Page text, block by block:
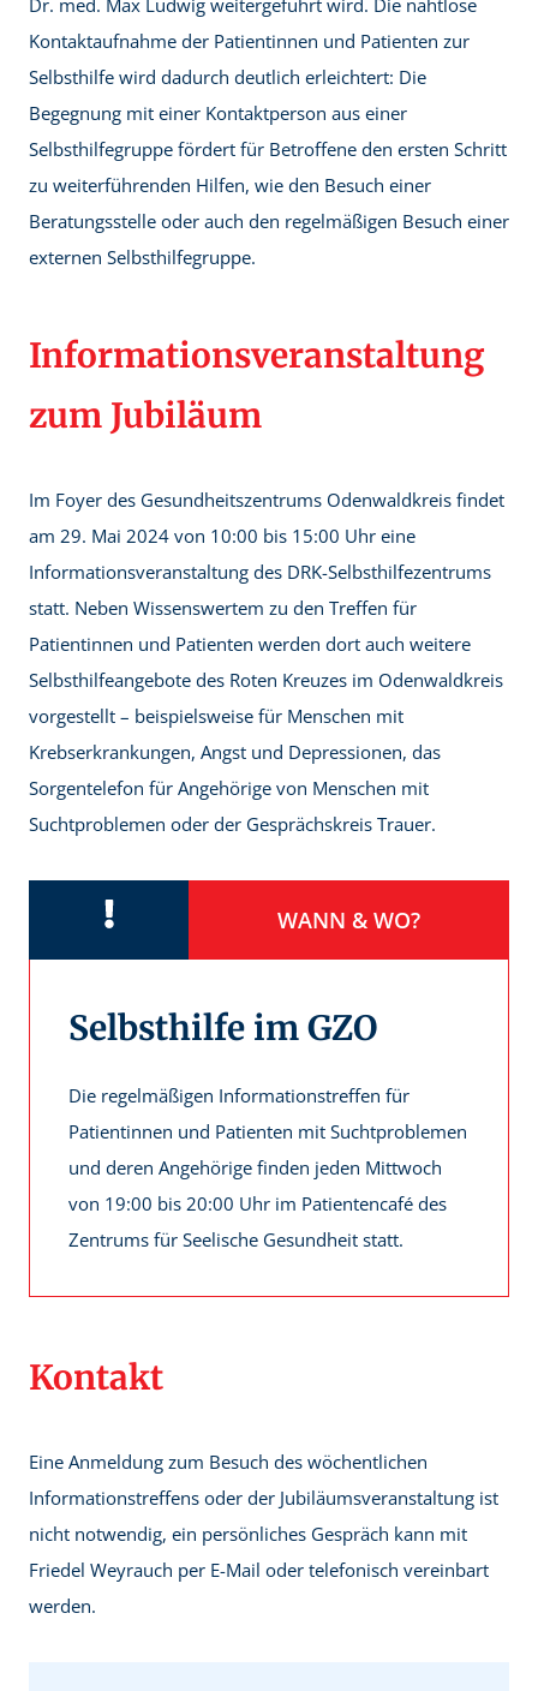
Dr. med. Max Ludwig weitergeführt wird. Die nahtlose
Kontaktaufnahme der Patientinnen und Patienten zur
Selbsthilfe wird dadurch deutlich erleichtert: Die
Begegnung mit einer Kontaktperson aus einer
Selbsthilfegruppe fördert für Betroffene den ersten Schritt
zu weiterführenden Hilfen, wie den Besuch einer
Beratungsstelle oder auch den regelmäßigen Besuch einer
externen Selbsthilfegruppe.
Informationsveranstaltung
zum Jubiläum
Im Foyer des Gesundheitszentrums Odenwaldkreis findet
am 29. Mai 2024 von 10:00 bis 15:00 Uhr eine
Informationsveranstaltung des DRK-Selbsthilfezentrums
statt. Neben Wissenswertem zu den Treffen für
Patientinnen und Patienten werden dort auch weitere
Selbsthilfeangebote des Roten Kreuzes im Odenwaldkreis
vorgestellt – beispielsweise für Menschen mit
Krebserkrankungen, Angst und Depressionen, das
Sorgentelefon für Angehörige von Menschen mit
Suchtproblemen oder der Gesprächskreis Trauer.
WANN & WO?
Selbsthilfe im GZO
Die regelmäßigen Informationstreffen für
Patientinnen und Patienten mit Suchtproblemen
und deren Angehörige finden jeden Mittwoch
von 19:00 bis 20:00 Uhr im Patientencafé des
Zentrums für Seelische Gesundheit statt.
Kontakt
Eine Anmeldung zum Besuch des wöchentlichen
Informationstreffens oder der Jubiläumsveranstaltung ist
nicht notwendig, ein persönliches Gespräch kann mit
Friedel Weyrauch per E-Mail oder telefonisch vereinbart
werden.